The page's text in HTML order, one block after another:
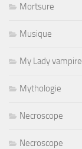
Mortsure
Musique
My Lady vampire
Mythologie
Necroscope
Necroscope